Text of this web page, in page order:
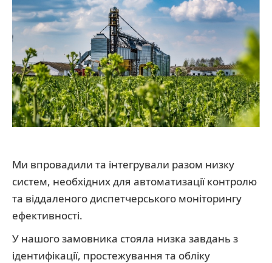
Ми впровадили та інтегрували разом низку
систем, необхідних для автоматизації контролю
та віддаленого диспетчерського моніторингу
ефективності.
У нашого замовника стояла низка завдань з
ідентифікації, простежування та обліку